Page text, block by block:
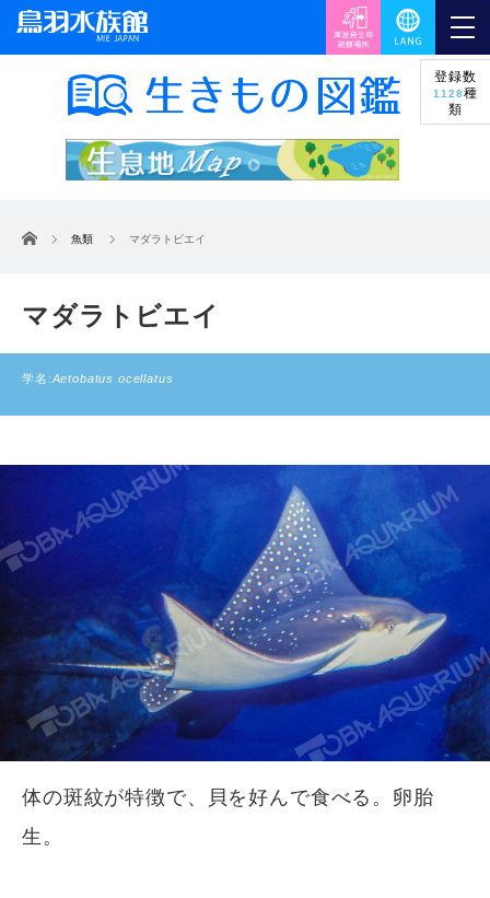
登録数
1128種
類
ホーム 魚類 マダラトビエイ
マダラトビエイ
学名:Aetobatus ocellatus
体の斑紋が特徴で、貝を好んで食べる。卵胎
生。